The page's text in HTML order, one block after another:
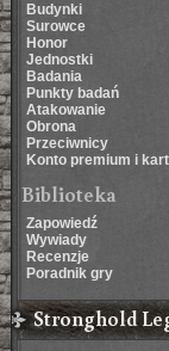
Budynki
Surowce
Honor
Jednostki
Badania
Punkty badań
Atakowanie
Obrona
Przeciwnicy
Konto premium i
Biblioteka
Zapowiedź
Wywiady
Recenzje
Poradnik gry
Stronghold